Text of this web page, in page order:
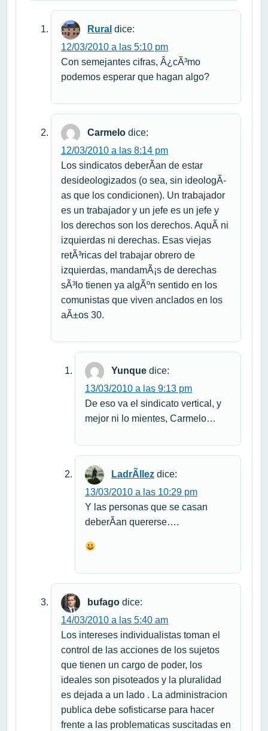
Rural dice:
12/03/2010 a las 5:10 pm
Con semejantes cifras, Â¿cÃ³mo
podemos esperar que hagan algo?
Carmelo dice:
12/03/2010 a las 8:14 pm
Los sindicatos deberÃ­an de estar
desideologizados (o sea, sin ideologÃ­
as que los condicionen). Un trabajador
es un trabajador y un jefe es un jefe y
los derechos son los derechos. AquÃ­ ni
izquierdas ni derechas. Esas viejas
retÃ³ricas del trabajar obrero de
izquierdas, mandamÃ¡s de derechas
sÃ³lo tienen ya algÃºn sentido en los
comunistas que viven anclados en los
aÃ±os 30.
Yunque dice:
13/03/2010 a las 9:13 pm
De eso va el sindicato vertical, y
mejor ni lo mientes, Carmelo…
LadrÃ­llez dice:
13/03/2010 a las 10:29 pm
Y las personas que se casan
deberÃ­an quererse….
bufago dice:
14/03/2010 a las 5:40 am
Los intereses individualistas toman el
control de las acciones de los sujetos
que tienen un cargo de poder, los
ideales son pisoteados y la pluralidad
es dejada a un lado . La administracion
publica debe sofisticarse para hacer
frente a las problematicas suscitadas en